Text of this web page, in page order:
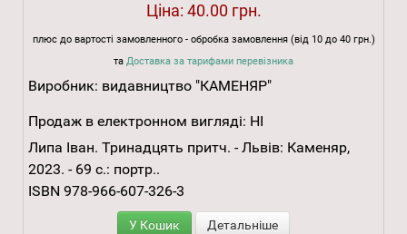
Ціна: 40.00 грн.
плюс до вартості замовленного - обробка замовлення (від 10 до 40 грн.)
та Доставка за тарифами перевізника
Виробник: видавництво "КАМЕНЯР"
Продаж в електронном вигляді: НІ
Липа Іван. Тринадцять притч. - Львів: Каменяр,
2023. - 69 с.: портр..
ISBN 978-966-607-326-3
У Кошик Детальніше